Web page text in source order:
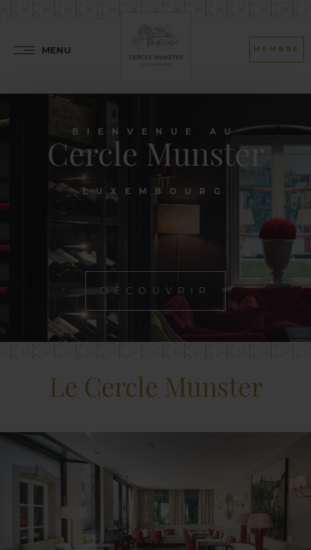
MENU MEMBRE
BIENVENUE AU
Cercle Munster
LUXEMBOURG
DÉCOUVRIR
Le Cercle Munster